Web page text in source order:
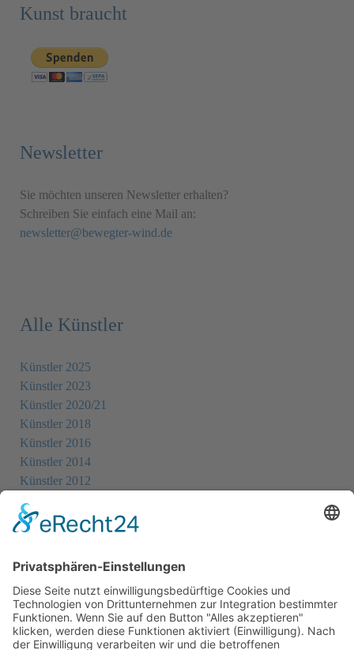
Kunst braucht
Newsletter
Sie möchten unseren Newsletter erhalten?
Schreiben Sie einfach eine Mail an:
newsletter@bewegter-wind.de
Alle Künstler
Künstler 2025
Künstler 2023
Künstler 2020/21
Künstler 2018
Künstler 2016
Künstler 2014
Künstler 2012
Künstler 2008
Künstler 2004
Alle Ausstellungsorte